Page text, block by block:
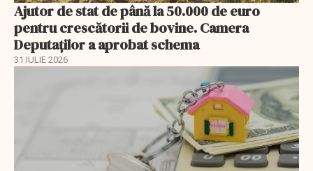
Ajutor de stat de până la 50.000 de euro
pentru crescătorii de bovine. Camera
Deputaților a aprobat schema
31 IULIE 2026